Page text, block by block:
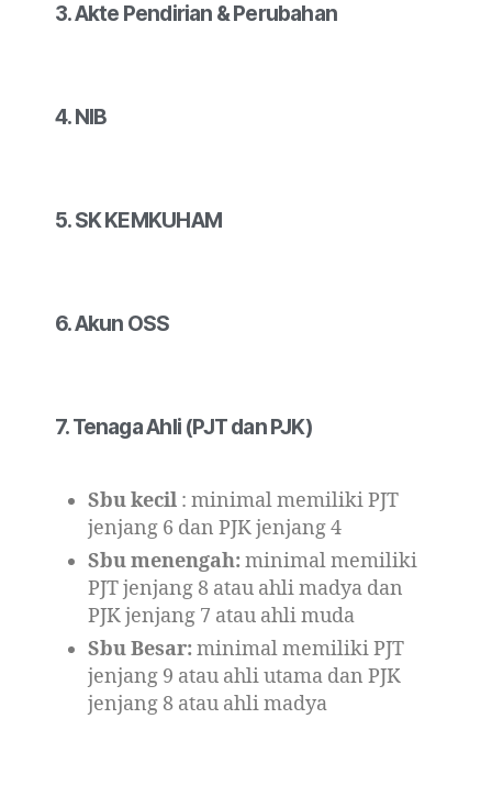
3. Akte Pendirian & Perubahan
4. NIB
5. SK KEMKUHAM
6. Akun OSS
7. Tenaga Ahli (PJT dan PJK)
Sbu kecil : minimal memiliki PJT
jenjang 6 dan PJK jenjang 4
Sbu menengah:minimal memiliki
PJT jenjang 8 atau ahli madya dan
PJK jenjang 7 atau ahli muda
Sbu Besar:minimal memiliki PJT
jenjang 9 atau ahli utama dan PJK
jenjang 8 atau ahli madya